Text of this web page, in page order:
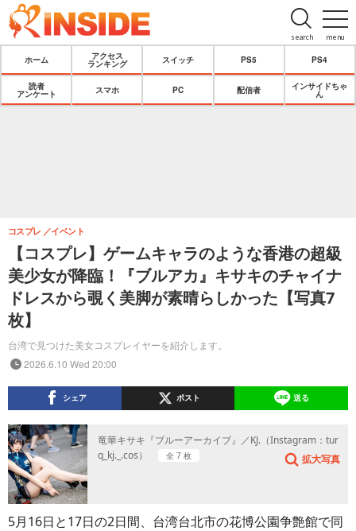
menu
search
ホーム
アクセス
ランキング
スイッチ PS5 PS4
読者
アンケート
スマホ PC 配信者
インサイドちゃ
ん
【コスプレ】ゲームキャラのような香港の超級
美少女が降臨！『ブルアカ』キサキのチャイナ
ドレスから覗く美脚が素晴らしかった【写真7
枚】
台湾で見つけた美女コスプレイヤーを紹介します。
コスプレ イベント
2026.6.10 Wed 20:00
シェア ポスト 送る
竜華キサキ『ブルーアーカイブ』／KJ.（Instagram：tur
q_kj._.cos）
全 7 枚 拡大写真
5月16日と17日の2日間、台湾台北市の花博公園争艶館で同